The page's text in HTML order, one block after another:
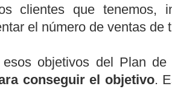
clientes que tenemos,
el número de ventas de
objetivos del Plan
conseguir el objetivo.